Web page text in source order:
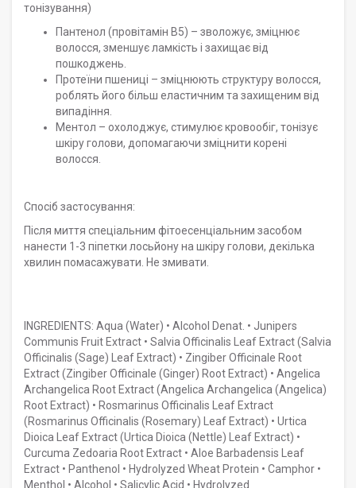
тонізування)
Пантенол (провітамін B5) – зволожує, зміцнює
волосся, зменшує ламкість і захищає від
пошкоджень.
Протеїни пшениці – зміцнюють структуру волосся,
роблять його більш еластичним та захищеним від
випадіння.
Ментол – охолоджує, стимулює кровообіг, тонізує
шкіру голови, допомагаючи зміцнити корені
волосся.
Спосіб застосування:
Після миття спеціальним фітоесенціальним засобом
нанести 1-3 піпетки лосьйону на шкіру голови, декілька
хвилин помасажувати. Не змивати.
INGREDIENTS: Aqua (Water) • Alcohol Denat. • Junipers
Communis Fruit Extract • Salvia Officinalis Leaf Extract (Salvia
Officinalis (Sage) Leaf Extract) • Zingiber Officinale Root
Extract (Zingiber Officinale (Ginger) Root Extract) • Angelica
Archangelica Root Extract (Angelica Archangelica (Angelica)
Root Extract) • Rosmarinus Officinalis Leaf Extract
(Rosmarinus Officinalis (Rosemary) Leaf Extract) • Urtica
Dioica Leaf Extract (Urtica Dioica (Nettle) Leaf Extract) •
Curcuma Zedoaria Root Extract • Aloe Barbadensis Leaf
Extract • Panthenol • Hydrolyzed Wheat Protein • Camphor •
Menthol • Alcohol • Salicylic Acid • Hydrolyzed